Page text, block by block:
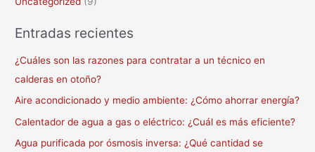
Entradas recientes
¿Cuáles son las razones para contratar a un técnico en
calderas en otoño?
Aire acondicionado y medio ambiente: ¿Cómo ahorrar energía?
Calentador de agua a gas o eléctrico: ¿Cuál es más eficiente?
Agua purificada por ósmosis inversa: ¿Qué cantidad se